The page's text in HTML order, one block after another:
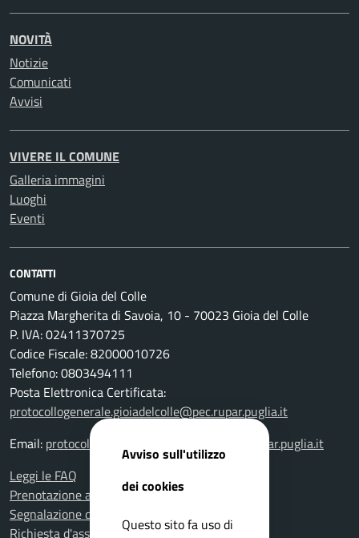
NOVITÀ
Notizie
Comunicati
Avvisi
VIVERE IL COMUNE
Galleria immagini
Luoghi
Eventi
CONTATTI
Comune di Gioia del Colle
Piazza Margherita di Savoia, 10 - 70023 Gioia del Colle
P. IVA: 02411370725
Codice Fiscale: 82000010726
Telefono: 0803494111
Posta Elettronica Certificata:
protocollogenerale.gioiadelcolle@pec.rupar.puglia.it
Email: protocollogenerale.gioiadelcolle@pec.rupar.puglia.it
Leggi le FAQ
Prenotazione appuntamento
Segnalazione disservizio
Richiesta d'assistenza
Avviso sull'utilizzo
dei cookies
Questo sito fa uso di